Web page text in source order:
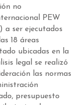
no
PEW
a ser ejecutados
18 áreas
ubicadas en la
legal se realizó
las normas
presupuesto